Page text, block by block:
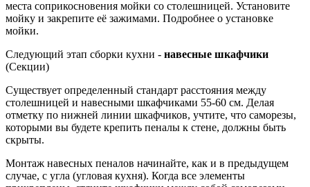
места соприкосновения мойки со столешницей. Установите
мойку и закрепите её зажимами. Подробнее о установке
мойки.
Следующий этап сборки кухни - навесные шкафчики
(Секции)
Существует определенный стандарт расстояния между
столешницей и навесными шкафчиками 55-60 см. Делая
отметку по нижней линии шкафчиков, учтите, что саморезы,
которыми вы будете крепить пеналы к стене, должны быть
скрыты.
Монтаж навесных пеналов начинайте, как и в предыдущем
случае, с угла (угловая кухня). Когда все элементы